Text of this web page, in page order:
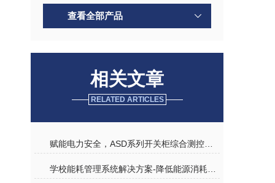
查看全部产品
相关文章
RELATED ARTICLES